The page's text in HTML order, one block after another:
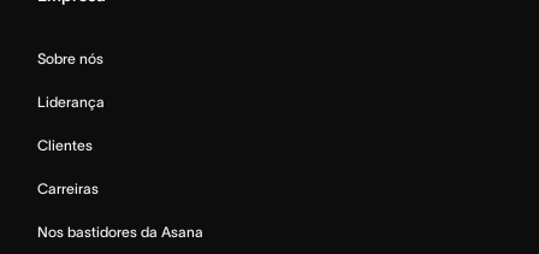
Sobre nós
Liderança
Clientes
Carreiras
Nos bastidores da Asana